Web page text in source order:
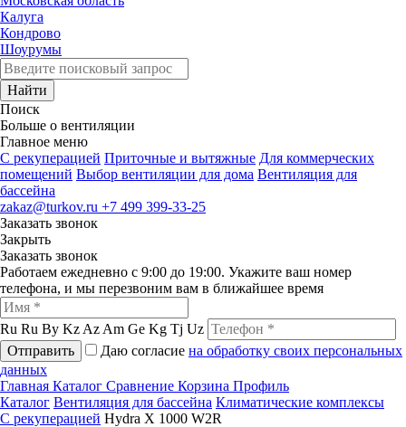
Калуга
Кондрово
Шоурумы
Найти
Поиск
Больше о вентиляции
Главное меню
C рекуперацией Приточные и вытяжные Для коммерческих
помещений Выбор вентиляции для дома Вентиляция для
бассейна
zakaz@turkov.ru +7 499 399-33-25
Заказать звонок
Закрыть
Заказать звонок
Работаем ежедневно с 9:00 до 19:00. Укажите ваш номер
телефона, и мы перезвоним вам в ближайшее время
Ru Ru By Kz Az Am Ge Kg Tj Uz
Отправить
Даю согласие на обработку своих персональных
данных
Главная Каталог Сравнение Корзина Профиль
Каталог Вентиляция для бассейна Климатические комплексы
С рекуперацией Hydra X 1000 W2R